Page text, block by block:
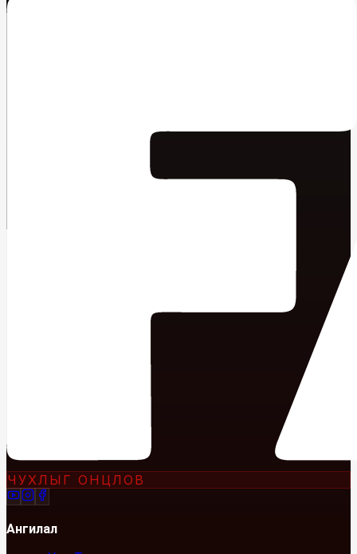
ЧУХЛЫГ ОНЦЛОВ
Ангилал